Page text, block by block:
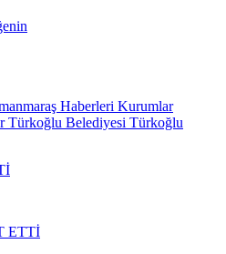
Haberleri Kurumlar
Türkoğlu Belediyesi Türkoğlu
ETTİ